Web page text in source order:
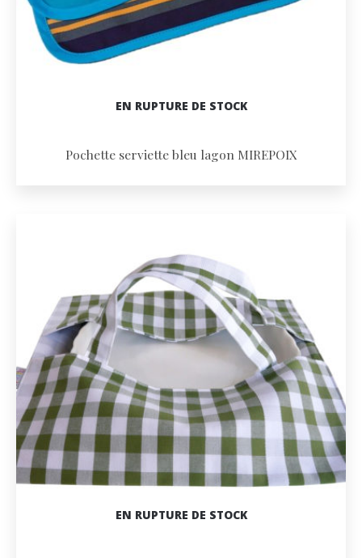
EN RUPTURE DE STOCK
Pochette serviette bleu lagon MIREPOIX
EN RUPTURE DE STOCK